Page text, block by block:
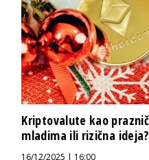
Kriptovalute kao
mladima ili rizična ideja?
16/12/2025 | 16:00